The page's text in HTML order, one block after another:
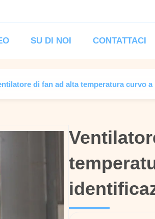
SU DI NOI CONTATTACI
di fan ad alta temperatura curvo